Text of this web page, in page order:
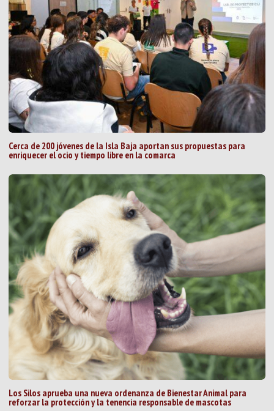
Cerca de 200 jóvenes de la Isla Baja aportan sus propuestas para
enriquecer el ocio y tiempo libre en la comarca
Los Silos aprueba una nueva ordenanza de Bienestar Animal para
reforzar la protección y la tenencia responsable de mascotas